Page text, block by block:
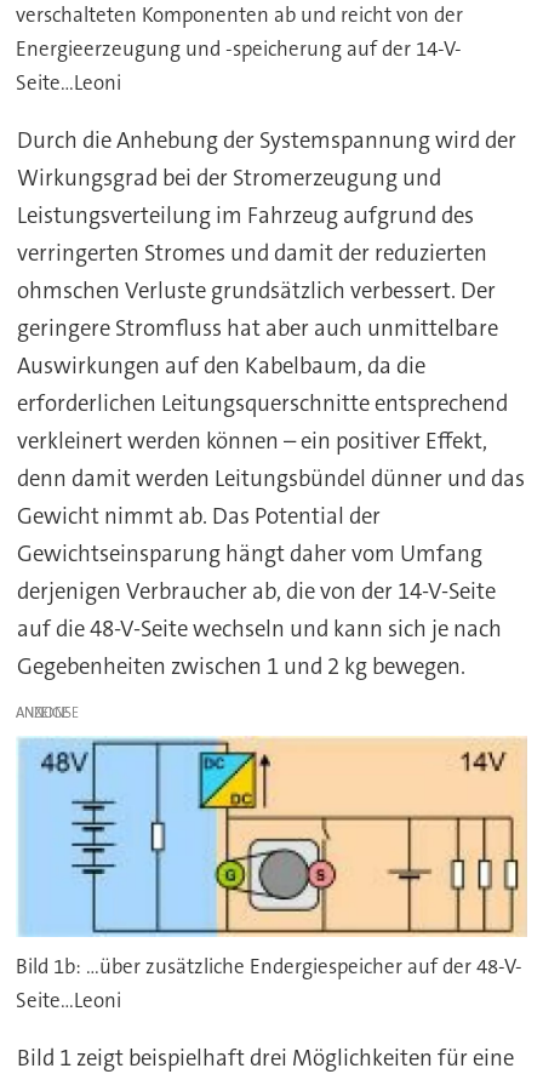
verschalteten Komponenten ab und reicht von der
Energieerzeugung und -speicherung auf der 14-V-
Seite...Leoni
Durch die Anhebung der Systemspannung wird der
Wirkungsgrad bei der Stromerzeugung und
Leistungsverteilung im Fahrzeug aufgrund des
verringerten Stromes und damit der reduzierten
ohmschen Verluste grundsätzlich verbessert. Der
geringere Stromfluss hat aber auch unmittelbare
Auswirkungen auf den Kabelbaum, da die
erforderlichen Leitungsquerschnitte entsprechend
verkleinert werden können – ein positiver Effekt,
denn damit werden Leitungsbündel dünner und das
Gewicht nimmt ab. Das Potential der
Gewichtseinsparung hängt daher vom Umfang
derjenigen Verbraucher ab, die von der 14-V-Seite
auf die 48-V-Seite wechseln und kann sich je nach
Gegebenheiten zwischen 1 und 2 kg bewegen.
ANZEIGE
Bild 1b: ...über zusätzliche Endergiespeicher auf der 48-V-
Seite...Leoni
Bild 1 zeigt beispielhaft drei Möglichkeiten für eine